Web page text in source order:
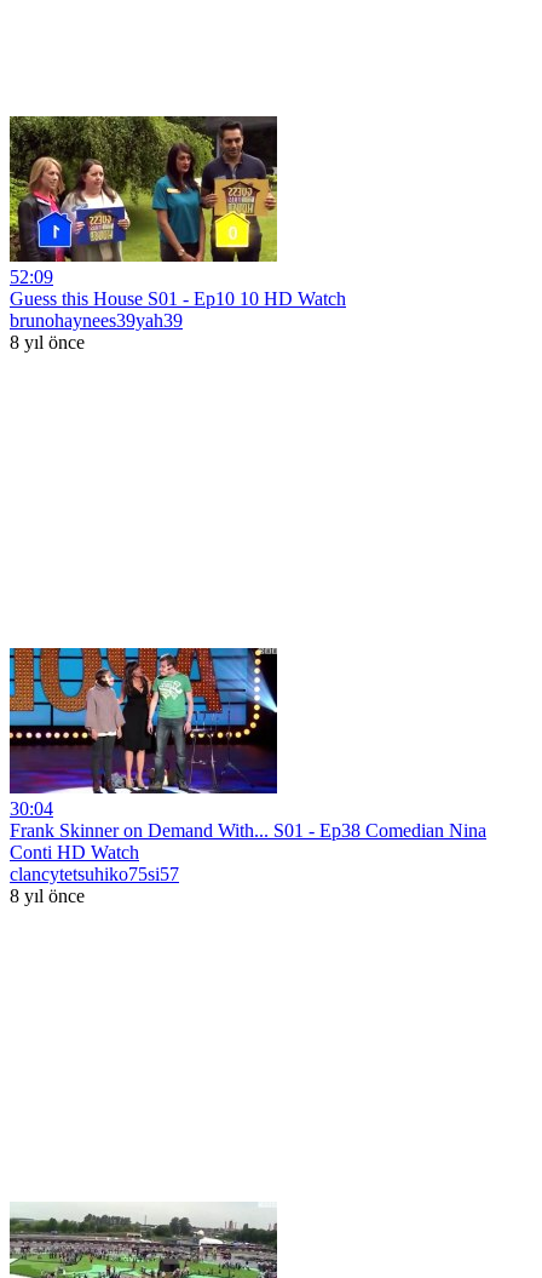
52:09
Guess this House S01 - Ep10 10 HD Watch
brunohaynees39yah39
8 yıl önce
30:04
Frank Skinner on Demand With... S01 - Ep38 Comedian Nina
Conti HD Watch
clancytetsuhiko75si57
8 yıl önce